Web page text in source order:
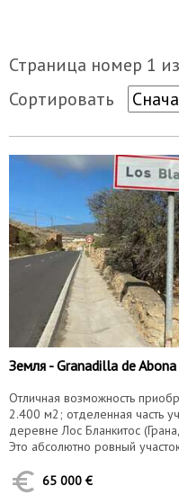
Страница номер 1
Сортировать
Земля - Granadilla de Abona
Отличная возможность
2.400 м2; отделенная часть
деревне Лос Бланкитос
Это абсолютно ровный
65 000 €